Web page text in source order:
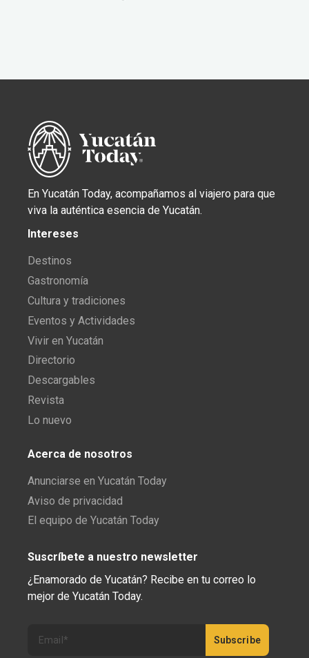
En Yucatán Today, acompañamos al viajero para que
viva la auténtica esencia de Yucatán.
Intereses
Destinos
Gastronomía
Cultura y tradiciones
Eventos y Actividades
Vivir en Yucatán
Directorio
Descargables
Revista
Lo nuevo
Acerca de nosotros
Anunciarse en Yucatán Today
Aviso de privacidad
El equipo de Yucatán Today
Suscríbete a nuestro newsletter
¿Enamorado de Yucatán? Recibe en tu correo lo
mejor de Yucatán Today.